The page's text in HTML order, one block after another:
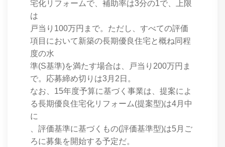
宅化リフォームで、補助率は3分の1で、上限
は
戸当り100万円まで。ただし、すべての評価
項目において新築の長期優良住宅と概ね同程
度の水
準(S基準)を満たす場合は、戸当り200万円ま
で。応募締め切りは3月2日。
なお、15年度予算に基づく事業は、提案によ
る長期優良住宅化リフォーム(提案型)は4月中
に
、評価基準に基づくもの(評価基準型)は5月ご
ろに募集を開始する予定だ。